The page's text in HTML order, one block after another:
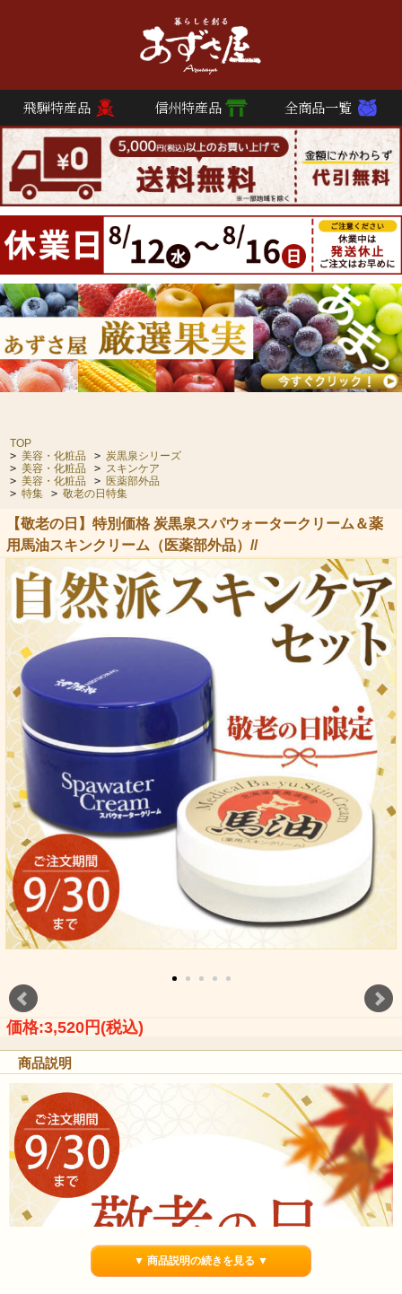
飛騨特産品 信州特産品 全商品一覧
TOP
> 美容・化粧品 > 炭黒泉シリーズ
> 美容・化粧品 > スキンケア
> 美容・化粧品 > 医薬部外品
> 特集 > 敬老の日特集
【敬老の日】特別価格 炭黒泉スパウォータークリーム＆薬
用馬油スキンクリーム（医薬部外品）//
価格:3,520円(税込)
商品説明
▼ 商品説明の続きを見る ▼